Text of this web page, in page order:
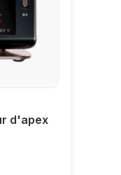
d'apex